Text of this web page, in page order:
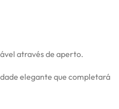
através de aperto.
elegante que completará